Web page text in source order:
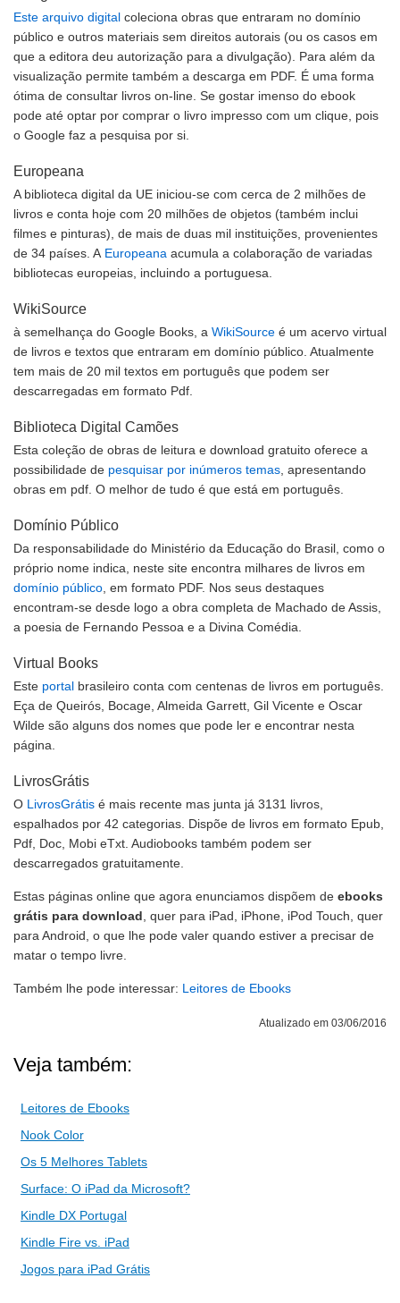
Este arquivo digital coleciona obras que entraram no domínio
público e outros materiais sem direitos autorais (ou os casos em
que a editora deu autorização para a divulgação). Para além da
visualização permite também a descarga em PDF. É uma forma
ótima de consultar livros on-line. Se gostar imenso do ebook
pode até optar por comprar o livro impresso com um clique, pois
o Google faz a pesquisa por si.
Europeana
A biblioteca digital da UE iniciou-se com cerca de 2 milhões de
livros e conta hoje com 20 milhões de objetos (também inclui
filmes e pinturas), de mais de duas mil instituições, provenientes
de 34 países. A Europeana acumula a colaboração de variadas
bibliotecas europeias, incluindo a portuguesa.
WikiSource
à semelhança do Google Books, a WikiSource é um acervo virtual
de livros e textos que entraram em domínio público. Atualmente
tem mais de 20 mil textos em português que podem ser
descarregadas em formato Pdf.
Biblioteca Digital Camões
Esta coleção de obras de leitura e download gratuito oferece a
possibilidade de pesquisar por inúmeros temas , apresentando
obras em pdf. O melhor de tudo é que está em português.
Domínio Público
Da responsabilidade do Ministério da Educação do Brasil, como o
próprio nome indica, neste site encontra milhares de livros em
domínio público , em formato PDF. Nos seus destaques
encontram-se desde logo a obra completa de Machado de Assis,
a poesia de Fernando Pessoa e a Divina Comédia.
Virtual Books
Este portal brasileiro conta com centenas de livros em português.
Eça de Queirós, Bocage, Almeida Garrett, Gil Vicente e Oscar
Wilde são alguns dos nomes que pode ler e encontrar nesta
página.
LivrosGrátis
O LivrosGrátis é mais recente mas junta já 3131 livros,
espalhados por 42 categorias. Dispõe de livros em formato Epub,
Pdf, Doc, Mobi eTxt. Audiobooks também podem ser
descarregados gratuitamente.
Estas páginas online que agora enunciamos dispõem de ebooks
grátis para download , quer para iPad, iPhone, iPod Touch, quer
para Android, o que lhe pode valer quando estiver a precisar de
matar o tempo livre.
Também lhe pode interessar: Leitores de Ebooks
Atualizado em 03/06/2016
Veja também:
Leitores de Ebooks
Nook Color
Os 5 Melhores Tablets
Surface: O iPad da Microsoft?
Kindle DX Portugal
Kindle Fire vs. iPad
Jogos para iPad Grátis